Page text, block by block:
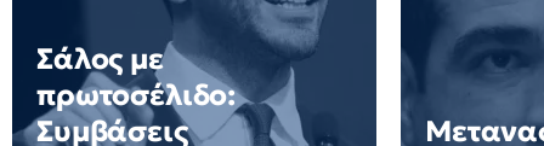
Σάλος με
πρωτοσέλιδο:
Συμβάσεις